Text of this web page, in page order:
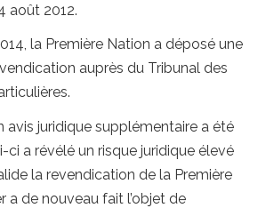
août 2012.
la Première Nation a déposé une
auprès du Tribunal des
juridique supplémentaire a été
a révélé un risque juridique élevé
la revendication de la Première
a de nouveau fait l’objet de